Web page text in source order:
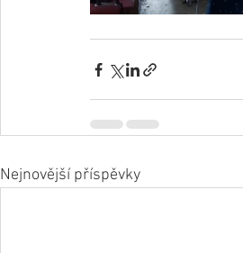
Nejnovější příspěvky